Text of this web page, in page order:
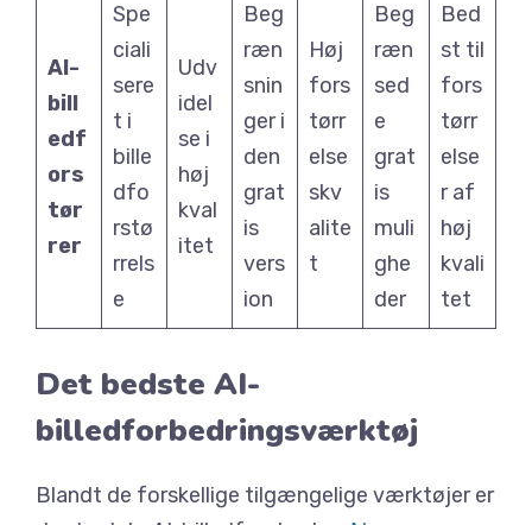
AI-
bill
edf
ors
tør
rer
Spe
ciali
sere
t i
bille
dfo
rstø
rrels
e
Udv
idel
se i
høj
kval
itet
Beg
ræn
snin
ger i
den
grat
is
vers
ion
Høj
fors
tørr
else
skv
alite
t
Beg
ræn
sed
e
grat
is
muli
ghe
der
Bed
st til
fors
tørr
else
r af
høj
kvali
tet
Det bedste AI-
billedforbedringsværktøj
Blandt de forskellige tilgængelige værktøjer er